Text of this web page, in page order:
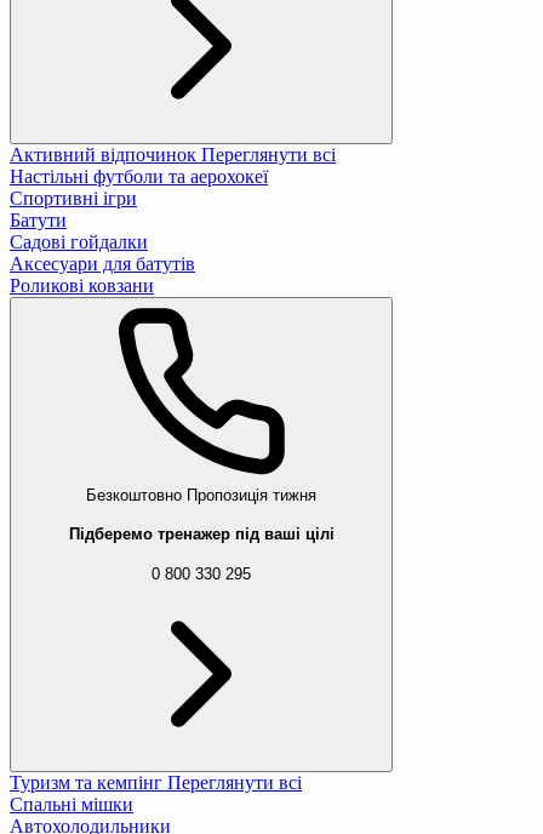
Активний відпочинок Переглянути всі
Настільні футболи та аерохокеї
Спортивні ігри
Батути
Садові гойдалки
Аксесуари для батутів
Роликові ковзани
Безкоштовно Пропозиція тижня
Підберемо тренажер під ваші цілі
0 800 330 295
Туризм та кемпінг Переглянути всі
Спальні мішки
Автохолодильники